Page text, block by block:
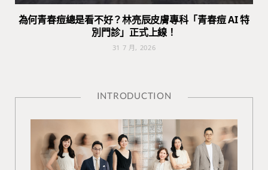
為何青春痘總是看不好？林亮辰皮膚專科「青春痘 AI 特
別門診」正式上線！
31 7 月, 2026
INTRODUCTION